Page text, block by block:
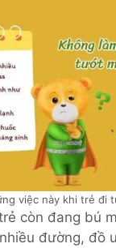
việc này khi trẻ đi
còn đang bú
đường, đồ